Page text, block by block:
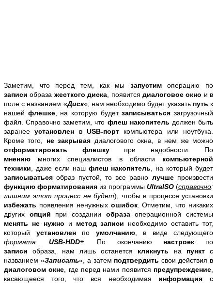
Заметим, что перед тем, как мы запустимоперацию по
записиобраза жесткого диска , появится диалоговое окно и в
поле с названием «Диск«, нам необходимо будет указать путь к
нашей флешке, на которую будетзаписыватьсязагрузочный
файл. Справочно заметим, что флеш накопитель должен быть
заранееустановлен вUSB-порт компьютера или ноутбука.
Кроме того, не закрывая диалогового окна, в нем же можно
отформатировать флешку при надобности. По
мнению многих специалистов в области компьютерной
техники , даже если нашфлеш накопитель , на который будет
записыватьсяобраз пустой, то все равно лучше произвести
функцию форматирования из программы UltraISO(справочно:
лишним этот процесс не будет), чтобы в процессе установки
избежать появления ненужных ошибок. Отметим, что никаких
других опций при создании образаоперационной системы
менять не нужно и метод записи необходимо оставить тот,
который установлен по умолчанию, в виде следующего
формата:USB-HDD+ . По окончанию настроек по
записиобраза, нам лишь останется кликнуть на пункт с
названием «Записать«, а затем подтвердитьсвои действия в
диалоговом окне , где перед нами появится предупреждение
касающееся того, что вся необходимая информацияс